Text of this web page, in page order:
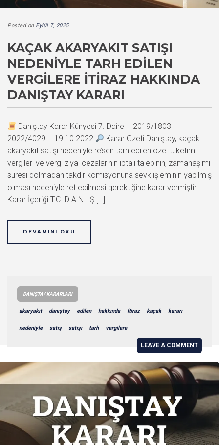
Posted on Eylül 7, 2025
KAÇAK AKARYAKIT SATIŞI
NEDENIYLE TARH EDILEN
VERGILERE İTIRAZ HAKKINDA
DANIŞTAY KARARI
Danıştay Karar Künyesi 7. Daire – 2019/1803 –
2022/4029 – 19.10.2022
Karar Özeti Danıştay, kaçak
akaryakıt satışı nedeniyle re’sen tarh edilen özel tüketim
vergileri ve vergi ziyaı cezalarının iptali talebinin, zamanaşımı
süresi dolmadan takdir komisyonuna sevk işleminin yapılmış
olması nedeniyle ret edilmesi gerektiğine karar vermiştir.
Karar İçeriği T.C. D A N I Ş […]
DEVAMINI OKU
DANIŞTAY KARARLARI
akaryakıt danıştay edilen hakkında İtiraz kaçak kararı
nedeniyle satış satışı tarh vergilere
LEAVE A COMMENT